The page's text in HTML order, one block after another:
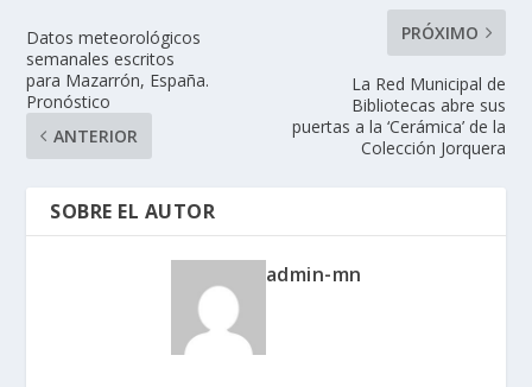
Datos meteorológicos
semanales escritos
para Mazarrón, España.
Pronóstico
ANTERIOR
PRÓXIMO
La Red Municipal de
Bibliotecas abre sus
puertas a la ‘Cerámica’ de la
Colección Jorquera
SOBRE EL AUTOR
admin-mn